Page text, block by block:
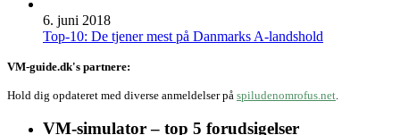
6. juni 2018
Top-10: De tjener mest på Danmarks A-landshold
VM-guide.dk's partnere:
Hold dig opdateret med diverse anmeldelser på spiludenomrofus.net
VM-simulator – top 5 forudsigelser